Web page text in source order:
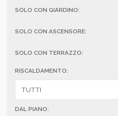
SOLO CON GIARDINO:
SOLO CON ASCENSORE:
SOLO CON TERRAZZO:
RISCALDAMENTO:
DAL PIANO: